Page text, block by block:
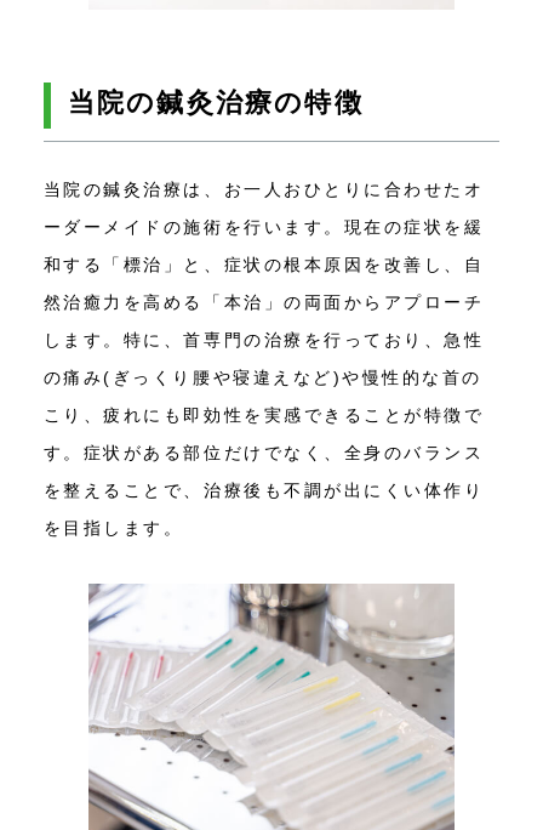
当院の鍼灸治療の特徴
当院の鍼灸治療は、お一人おひとりに合わせたオ
ーダーメイドの施術を行います。現在の症状を緩
和する「標治」と、症状の根本原因を改善し、自
然治癒力を高める「本治」の両面からアプローチ
します。特に、首専門の治療を行っており、急性
の痛み(ぎっくり腰や寝違えなど)や慢性的な首の
こり、疲れにも即効性を実感できることが特徴で
す。症状がある部位だけでなく、全身のバランス
を整えることで、治療後も不調が出にくい体作り
を目指します。